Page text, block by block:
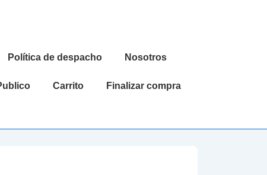
Política de despacho Nosotros
Carrito Finalizar compra